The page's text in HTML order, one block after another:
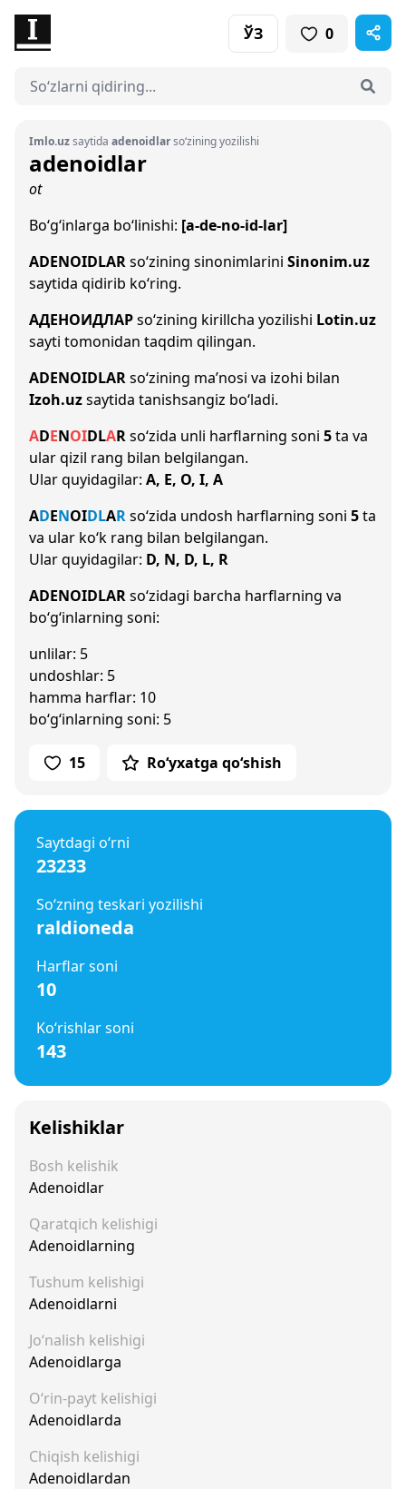
ЎЗ 0
Imlo.uzsaytida adenoidlarso‘zining yozilishi
adenoidlar
ot
Bo‘g‘inlarga bo‘linishi: [a-de-no-id-lar]
ADENOIDLARso‘zining sinonimlarini Sinonim.uz
saytida qidirib ko‘ring.
АДЕНОИДЛАРso‘zining kirillcha yozilishi Lotin.uz
sayti tomonidan taqdim qilingan.
ADENOIDLARso‘zining ma’nosi va izohi bilan
Izoh.uzsaytida tanishsangiz bo‘ladi.
ADENOIDLARso‘zida unli harflarning soni 5ta va
ular qizil rang bilan belgilangan.
Ular quyidagilar: A, E, O, I, A
ADENOIDLARso‘zida undosh harflarning soni 5ta
va ular ko‘k rang bilan belgilangan.
Ular quyidagilar: D, N, D, L, R
ADENOIDLARso‘zidagi barcha harflarning va
bo‘g‘inlarning soni:
unlilar: 5
undoshlar: 5
hamma harflar: 10
bo‘g‘inlarning soni: 5
15 Ro‘yxatga qo‘shish
Saytdagi o‘rni
23233
So‘zning teskari yozilishi
raldioneda
Harflar soni
10
Ko‘rishlar soni
143
Kelishiklar
Bosh kelishik
Adenoidlar
Qaratqich kelishigi
Adenoidlarning
Tushum kelishigi
Adenoidlarni
Jo‘nalish kelishigi
Adenoidlarga
O‘rin-payt kelishigi
Adenoidlarda
Chiqish kelishigi
Adenoidlardan